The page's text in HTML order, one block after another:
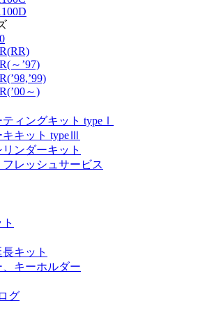
～’97)
～)
ティングキット typeⅠ
キキット typeⅢ
ンダーキット
レッシュサービス
キット
、キーホルダー
グ